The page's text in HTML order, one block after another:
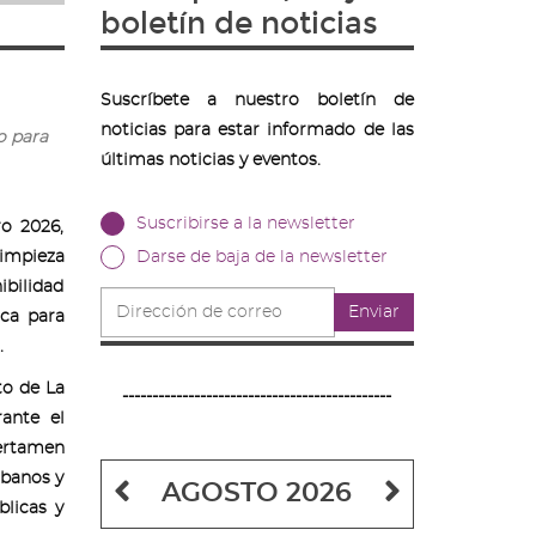
para
2026,
para
de La
el
y
y
boletín de noticias
Suscríbete a nuestro boletín de
noticias para estar informado de las
últimas noticias y eventos.
Suscribirse a la newsletter
Darse de baja de la newsletter
de
correo
Enviar
---------------------------------------------
Mes
anterior
Mes
siguiente
AGOSTO 2026